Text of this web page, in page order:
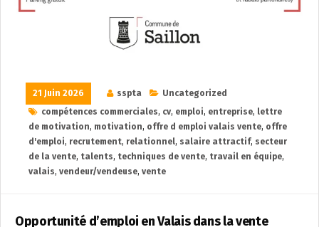
21 Juin 2026 sspta
Uncategorized
compétences commerciales, cv, emploi, entreprise, lettre
de motivation, motivation, offre d emploi valais vente, offre
d'emploi, recrutement, relationnel, salaire attractif, secteur
de la vente, talents, techniques de vente, travail en équipe,
valais, vendeur/vendeuse, vente
Opportunité d’emploi en Valais dans la vente